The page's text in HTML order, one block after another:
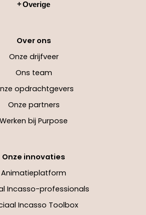
Overige
Over ons
Onze drijfveer
Ons team
opdrachtgevers
Onze partners
Werken bij Purpose
Onze innovaties
Animatieplatform
Incasso-professionals
Incasso Toolbox